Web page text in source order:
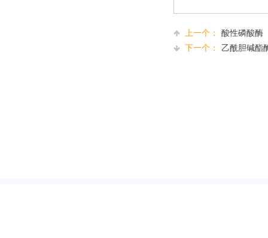
上一个：
酸性磷酸酶
下一个：
乙酰胆碱酯